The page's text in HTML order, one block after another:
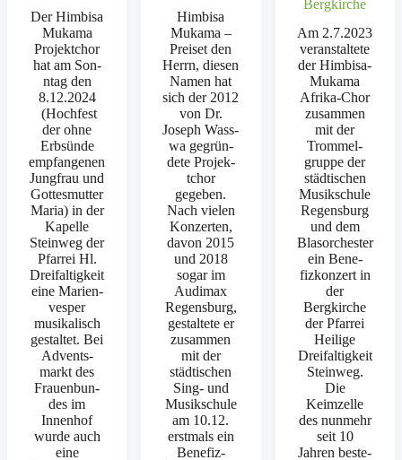
Der Him­bisa
Muka­ma
Pro­jek­tchor
hat am Son­
ntag den
8.12.2024
(Hochfest
der ohne
Erb­sünde
emp­fan­genen
Jungfrau und
Gottes­mut­ter
Maria) in der
Kapelle
Stein­weg der
Pfar­rei Hl.
Dreifaltigkeit
eine Marien­
ves­per
musikalisch
gestal­tet. Bei
Advents­
markt des
Frauen­bun­
des im
Innen­hof
wurde auch
eine
Him­bisa
Muka­ma –
Preiset den
Her­rn, diesen
Namen hat
sich der 2012
von Dr.
Joseph Wass­
wa gegrün­
dete Pro­jek­
tchor
gegeben.
Nach vie­len
Konz­erten,
davon 2015
und 2018
sog­ar im
Audi­max
Regens­burg,
gestal­tete er
zusam­men
mit der
städtis­chen
Sing- und
Musikschule
am 10.12.
erst­mals ein
Bene­­fiz-
Bergkirche
Am 2.7.2023
ver­anstal­tete
der Him­bisa-
Muka­­ma
Afri­­ka-Chor
zusam­men
mit der
Trom­mel­
gruppe der
städtis­chen
Musikschule
Regens­burg
und dem
Bla­sor­ch­ester
ein Bene­
fizkonz­ert in
der
Bergkirche
der Pfar­rei
Heilige
Dreifaltigkeit
Stein­weg.
Die
Keimzelle
des nun­mehr
seit 10
Jahren beste­